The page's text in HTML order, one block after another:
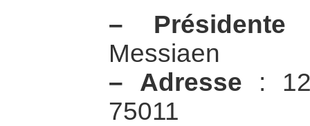
–
Présidente
Messiaen
–
Adresse :
75011